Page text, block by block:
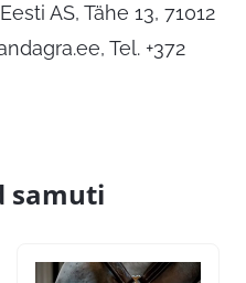
AS, Tähe 13, 71012
, Tel. +372
samuti